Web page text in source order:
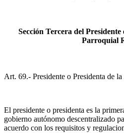
Sección Tercera del
Parroquial
Art. 69.- Presidente o Presidenta de
El presidente o presidenta es la
gobierno autónomo descentralizado
acuerdo con los requisitos y